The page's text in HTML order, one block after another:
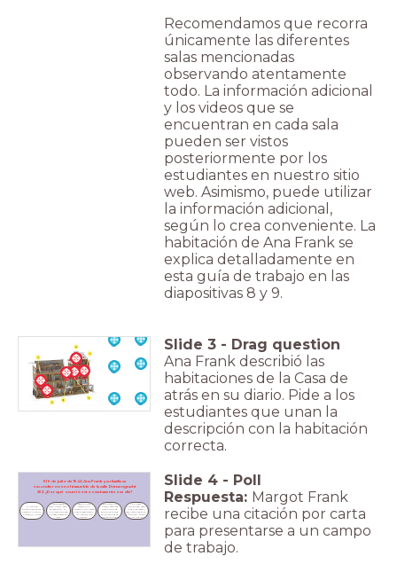
Recomendamos que recorra
únicamente las diferentes
salas mencionadas
observando atentamente
todo. La información adicional
y los videos que se
encuentran en cada sala
pueden ser vistos
posteriormente por los
estudiantes en nuestro sitio
web. Asimismo, puede utilizar
la información adicional,
según lo crea conveniente. La
habitación de Ana Frank se
explica detalladamente en
esta guía de trabajo en las
diapositivas 8 y 9.
Slide 3 - Drag question
Ana Frank describió las
habitaciones de la Casa de
atrás en su diario. Pide a los
estudiantes que unan la
descripción con la habitación
correcta.
El 6 de julio de 1942, Ana Frank y su familia se
escondieron en el inmueble de la calle Prinsengracht
263. ¿Por qué ocurrió esto exactamente ese día?
No les fue
posible emigrar a
Estados Unidos,
Canadá o Suiza.
La empresa de
Otto Frank está
en ese sitio. El
inmueble posee
una casa trasera sin
usar.
Margot Frank
recibe una
citación por carta
para presentarse a
un campo de
trabajo.
de la familia
Frank cada vez
más rumores
sobre las malas
condiciones en
los campos de
trabajo.
Los nazis
introducen cada
más más leyes y
regulaciones que
dificultan la vida
de los judíos.
Slide 4 - Poll
Respuesta: Margot Frank
recibe una citación por carta
para presentarse a un campo
de trabajo.